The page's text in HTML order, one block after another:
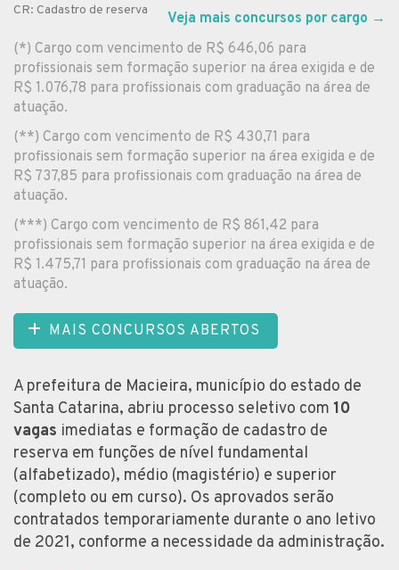
CR: Cadastro de reserva Veja mais concursos por cargo →
(*) Cargo com vencimento de R$ 646,06 para
profissionais sem formação superior na área exigida e de
R$ 1.076,78 para profissionais com graduação na área de
atuação.
(**) Cargo com vencimento de R$ 430,71 para
profissionais sem formação superior na área exigida e de
R$ 737,85 para profissionais com graduação na área de
atuação.
(***) Cargo com vencimento de R$ 861,42 para
profissionais sem formação superior na área exigida e de
R$ 1.475,71 para profissionais com graduação na área de
atuação.
MAIS CONCURSOS ABERTOS
A prefeitura de Macieira, município do estado de
Santa Catarina, abriu processo seletivo com 10
vagas imediatas e formação de cadastro de
reserva em funções de nível fundamental
(alfabetizado), médio (magistério) e superior
(completo ou em curso). Os aprovados serão
contratados temporariamente durante o ano letivo
de 2021, conforme a necessidade da administração.